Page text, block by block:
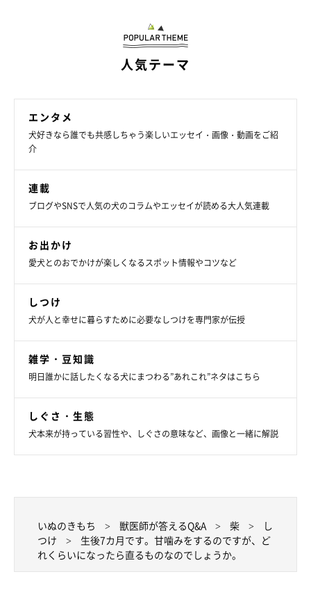
人気テーマ
エンタメ
犬好きなら誰でも共感しちゃう楽しいエッセイ・画像・動画をご紹
介
連載
ブログやSNSで人気の犬のコラムやエッセイが読める大人気連載
お出かけ
愛犬とのおでかけが楽しくなるスポット情報やコツなど
しつけ
犬が人と幸せに暮らすために必要なしつけを専門家が伝授
雑学・豆知識
明日誰かに話したくなる犬にまつわる”あれこれ”ネタはこちら
しぐさ・生態
犬本来が持っている習性や、しぐさの意味など、画像と一緒に解説
いぬのきもち 獣医師が答えるQ&A 柴
し
つけ
生後7カ月です。甘噛みをするのですが、ど
れくらいになったら直るものなのでしょうか。